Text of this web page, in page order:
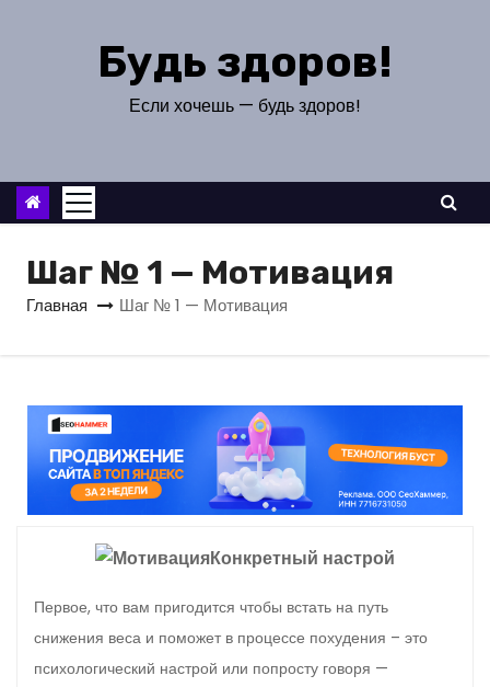
к
Будь здоров!
Если хочешь — будь здоров!
Шаг № 1 — Мотивация
Главная Шаг № 1 — Мотивация
Конкретный настрой
Первое, что вам пригодится чтобы встать на путь
снижения веса и поможет в процессе похудения – это
психологический настрой или попросту говоря —